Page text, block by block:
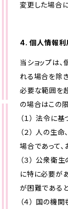
変更した場合
4. 個人情報利
当ショップは
れる場合を除
必要な範囲を
の場合はこの
（１） 法令に
（２） 人の生
場合であって
（３） 公衆衛
に特に必要が
が困難である
（４） 国の機